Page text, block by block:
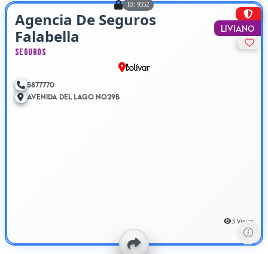
ID: 9552
Liviano
Agencia De Seguros
Falabella
Seguros
Bolívar
5877770
Avenida Del Lago No29B
3 Views